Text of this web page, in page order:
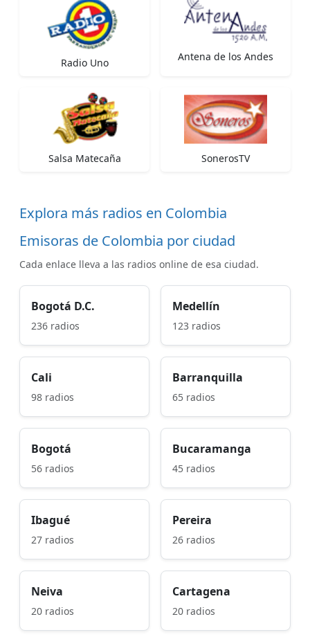
Radio Uno Antena de los Andes
Salsa Matecaña SonerosTV
Explora más radios en Colombia
Emisoras de Colombia por ciudad
Cada enlace lleva a las radios online de esa ciudad.
Bogotá D.C.
236 radios
Medellín
123 radios
Cali
98 radios
Barranquilla
65 radios
Bogotá
56 radios
Bucaramanga
45 radios
Ibagué
27 radios
Pereira
26 radios
Neiva
20 radios
Cartagena
20 radios